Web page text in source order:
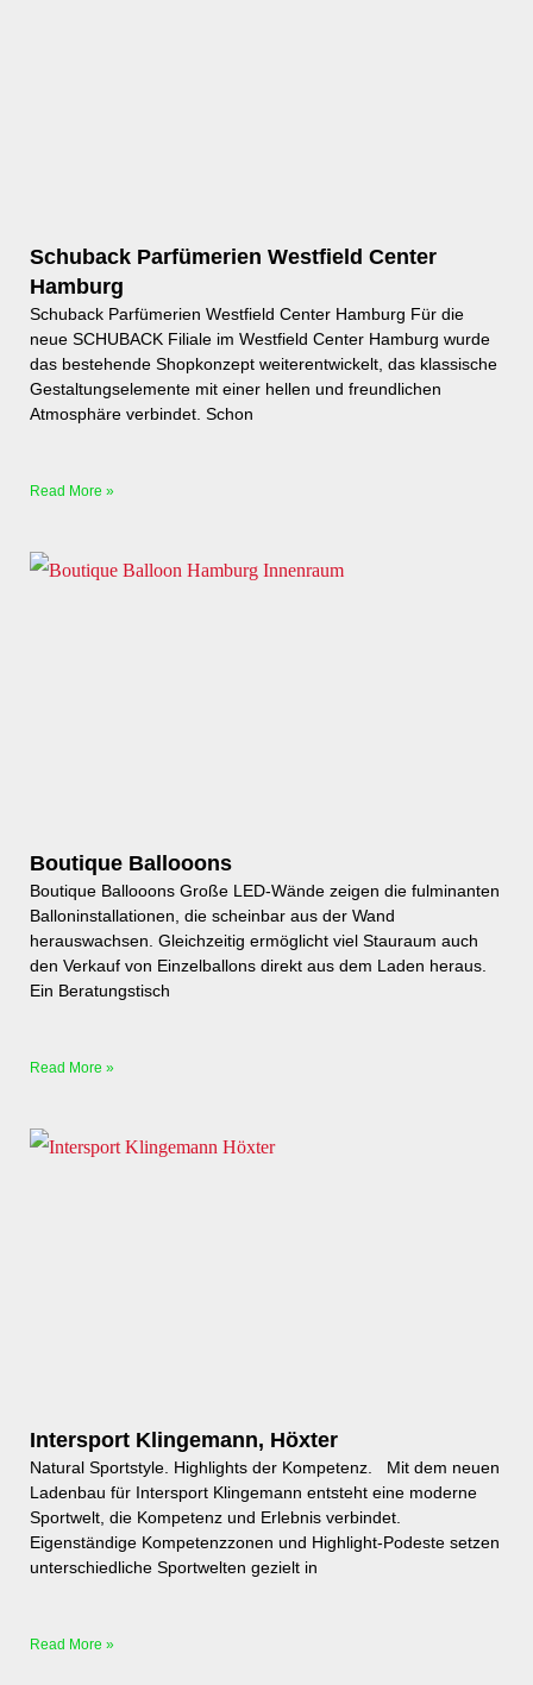
Schuback Parfümerien Westfield Center
Hamburg
Schuback Parfümerien Westfield Center Hamburg Für die
neue SCHUBACK Filiale im Westfield Center Hamburg wurde
das bestehende Shopkonzept weiterentwickelt, das klassische
Gestaltungselemente mit einer hellen und freundlichen
Atmosphäre verbindet. Schon
Read More »
Boutique Ballooons
Boutique Ballooons Große LED-Wände zeigen die fulminanten
Balloninstallationen, die scheinbar aus der Wand
herauswachsen. Gleichzeitig ermöglicht viel Stauraum auch
den Verkauf von Einzelballons direkt aus dem Laden heraus.
Ein Beratungstisch
Read More »
Intersport Klingemann, Höxter
Natural Sportstyle. Highlights der Kompetenz. Mit dem neuen
Ladenbau für Intersport Klingemann entsteht eine moderne
Sportwelt, die Kompetenz und Erlebnis verbindet.
Eigenständige Kompetenzzonen und Highlight-Podeste setzen
unterschiedliche Sportwelten gezielt in
Read More »